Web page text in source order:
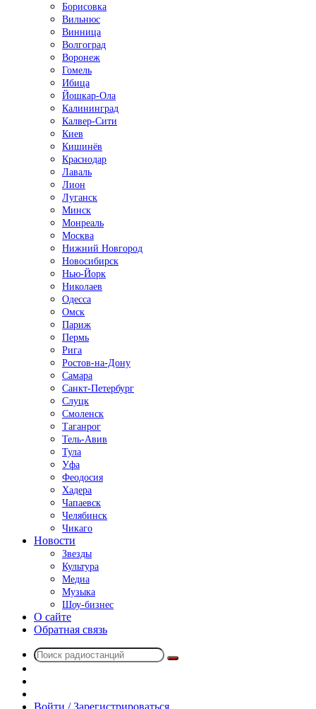
Борисовка
Вильнюс
Винница
Волгоград
Воронеж
Гомель
Ибица
Йошкар-Ола
Калининград
Калвер-Сити
Киев
Кишинёв
Краснодар
Лаваль
Лион
Луганск
Минск
Монреаль
Москва
Нижний Новгород
Новосибирск
Нью-Йорк
Николаев
Одесса
Омск
Париж
Пермь
Рига
Ростов-на-Дону
Самара
Санкт-Петербург
Слуцк
Смоленск
Таганрог
Тель-Авив
Тула
Уфа
Феодосия
Хадера
Чапаевск
Челябинск
Чикаго
Новости
Звезды
Культура
Медиа
Музыка
Шоу-бизнес
О сайте
Обратная связь
Поиск
радио
Войти / Зарегистрироваться